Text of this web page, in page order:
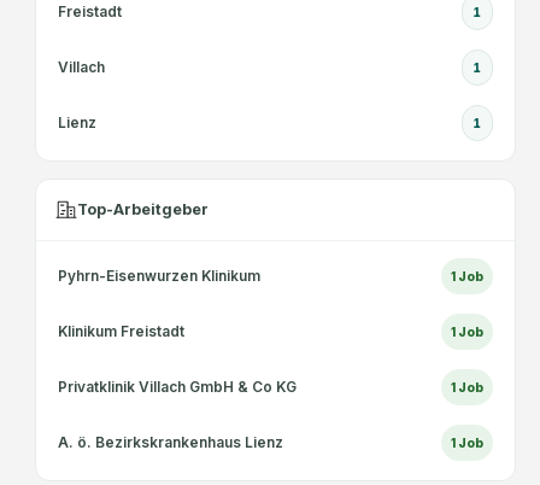
Freistadt 1
Villach 1
Lienz 1
Top-Arbeitgeber
Pyhrn-Eisenwurzen Klinikum 1 Job
Klinikum Freistadt 1 Job
Privatklinik Villach GmbH & Co KG 1 Job
A. ö. Bezirkskrankenhaus Lienz 1 Job